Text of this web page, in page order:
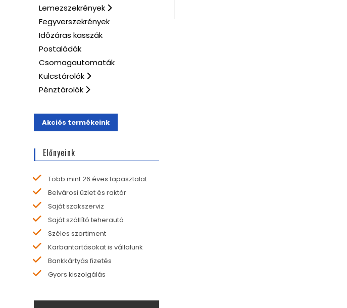
Lemezszekrények
Fegyverszekrények
Időzáras kasszák
Postaládák
Csomagautomaták
Kulcstárolók
Pénztárolók
Akciós termékeink
Előnyeink
Több mint 26 éves tapasztalat
Belvárosi üzlet és raktár
Saját szakszerviz
Saját szállító teherautó
Széles szortiment
Karbantartásokat is vállalunk
Bankkártyás fizetés
Gyors kiszolgálás